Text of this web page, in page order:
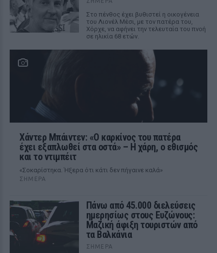
Στο πένθος έχει βυθιστεί η οικογένεια
του Λιονέλ Μέσι, με τον πατέρα του,
Χόρχε, να αφήνει την τελευταία του πνοή
σε ηλικία 68 ετών.
Χάντερ Μπάιντεν: «Ο καρκίνος του πατέρα
έχει εξαπλωθεί στα οστά» – Η χάρη, ο εθισμός
και το ντιμπέιτ
«Σοκαρίστηκα. Ήξερα ότι κάτι δεν πήγαινε καλά»
ΣΉΜΕΡΑ
Πάνω από 45.000 διελεύσεις
ημερησίως στους Ευζώνους:
Μαζική άφιξη τουριστών από
τα Βαλκάνια
ΣΉΜΕΡΑ